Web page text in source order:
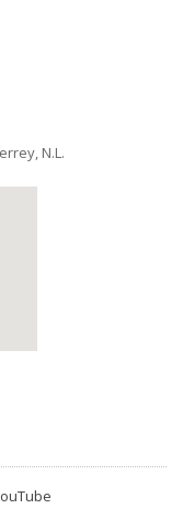
N.L.